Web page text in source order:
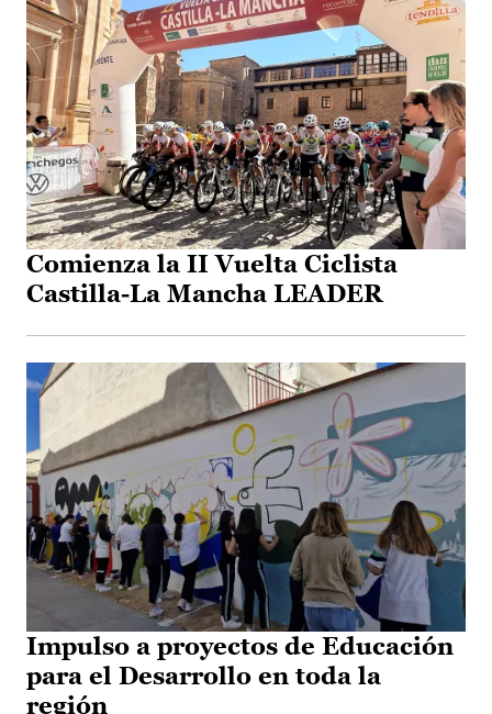
Comienza la II Vuelta Ciclista
Castilla-La Mancha LEADER
Impulso a proyectos de Educación
para el Desarrollo en toda la
región